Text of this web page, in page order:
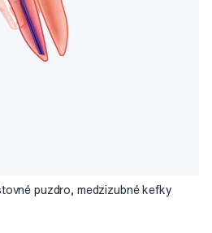
puzdro, medzizubné kefky